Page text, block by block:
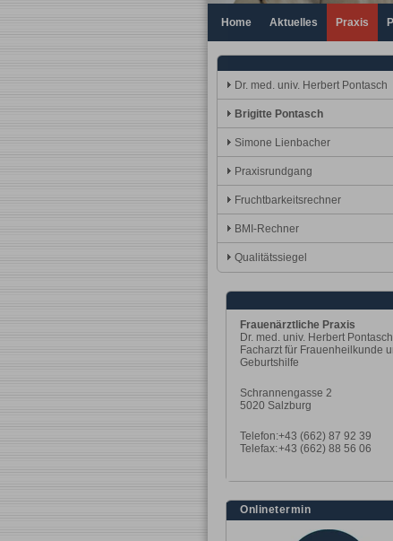
Home Aktuelles Praxis
Dr. med. univ. Herbert Pontasch
Brigitte Pontasch
Simone Lienbacher
Praxisrundgang
Fruchtbarkeitsrechner
BMI-Rechner
Qualitätssiegel
Frauenärztliche Praxis
Dr. med. univ. Herbert Pontasch
Facharzt für Frauenheilkunde
Geburtshilfe
Schrannengasse 2
5020 Salzburg
Telefon:+43 (662) 87 92 39
Telefax:+43 (662) 88 56 06
Onlinetermin